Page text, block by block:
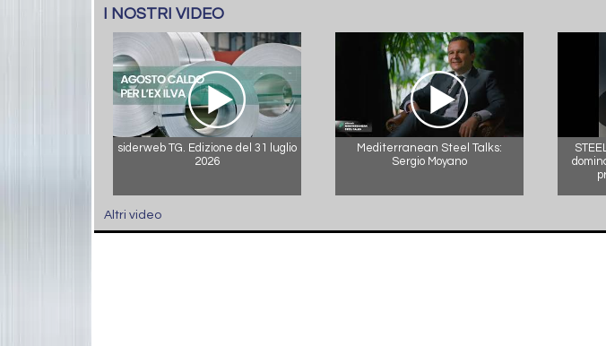
I NOSTRI VIDEO
siderweb TG. Edizione del 31 luglio
2026
Mediterranean Steel Talks:
Sergio Moyano
Altri video